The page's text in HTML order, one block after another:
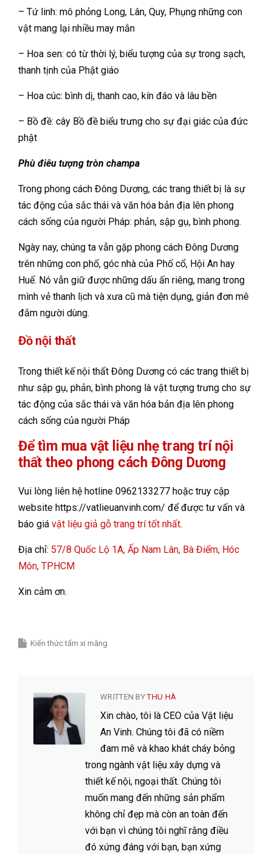
– Tứ linh: mô phỏng Long, Lân, Quy, Phụng những con
vật mang lại nhiều may mắn
– Hoa sen: có từ thời lý, biểu tượng của sự trong sạch,
thanh tịnh của Phật giáo
– Hoa cúc: bình dị, thanh cao, kín đáo và lâu bền
– Bồ đề: cây Bồ đề biểu trưng cho sự đại giác của đức
phật
Phù điêu tượng tròn champa
Trong phong cách Đông Dương, các trang thiết bị là sự
tác động của sắc thái và văn hóa bản địa lên phong
cách sống của người Pháp: phản, sập gụ, bình phong.
Ngày nay, chúng ta vẫn gặp phong cách Đông Dương
trên những con phố, góc nhà của Phố cổ, Hội An hay
Huế. Nó vẫn giữ được những dấu ấn riêng, mang trong
mình vẻ thanh lịch và xưa cũ mà tiện dụng, giản đơn mê
đắm người dùng.
Đồ nội thất
Trong thiết kế nội thất Đông Dương có các trang thiết bị
như sập gụ, phản, bình phong là vật tượng trưng cho sự
tác động của sắc thái và văn hóa bản địa lên phong
cách sống của người Pháp
Để tìm mua vật liệu nhẹ trang trí nội
thất theo phong cách Đông Dương
Vui lòng liên hệ hotline 0962133277 hoặc truy cập
website https://vatlieuanvinh.com/ để được tư vấn và
báo giá vật liệu giả gỗ trang trí tốt nhất.
Địa chỉ: 57/8 Quốc Lộ 1A, Ấp Nam Lân, Bà Điểm, Hóc
Môn, TPHCM
Xin cảm ơn.
Kiến thức tấm xi măng
WRITTEN BYTHU HÀ
Xin chào, tôi là CEO của Vật liệu
An Vinh. Chúng tôi đã có niềm
đam mê và khao khát cháy bỏng
trong ngành vật liệu xây dựng và
thiết kế nội, ngoại thất. Chúng tôi
muốn mang đến những sản phẩm
không chỉ đẹp mà còn an toàn đến
với bạn vì chúng tôi nghĩ rằng điều
đó xứng đáng với bạn, bạn xứng